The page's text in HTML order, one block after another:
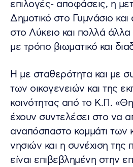
επιλογές- αποφάσεις, η
Δημοτικό στο Γυμνάσιο
στο Λύκειο και πολλά άλλα
με τρόπο βιωματικό και
Η με σταθερότητα και με
των οικογενειών και της
κοινότητας από το Κ.Π.
έχουν συντελέσει στο να
αναπόσπαστο κομμάτι των
νησιών και η συνέχιση
είναι επιβεβλημένη στην